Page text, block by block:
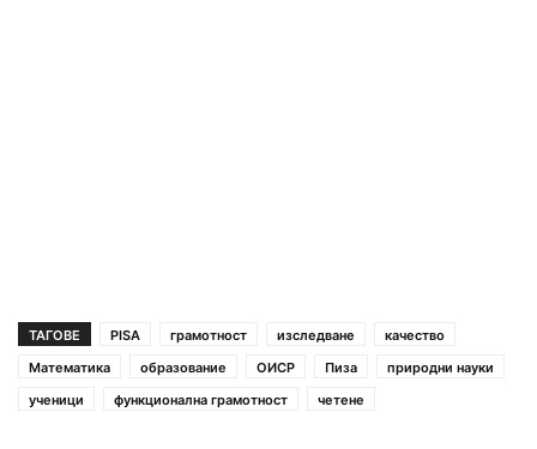
ТАГОВЕ PISA грамотност изследване
качество
Математика
образование ОИСР Пиза
природни науки
ученици
функционална грамотност четене